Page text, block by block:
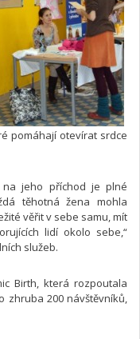
pomáhají otevírat srdce
na jeho příchod je plné
těhotná žena mohla
věřit v sebe samu, mít
lidí okolo sebe,“
služeb.
Birth, která rozpoutala
zhruba 200 návštěvníků,